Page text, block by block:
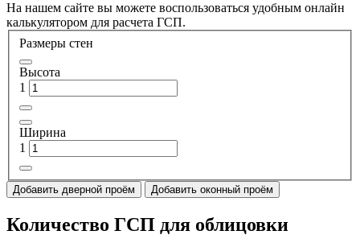
На нашем сайте вы можете воспользоваться удобным онлайн
калькулятором для расчета ГСП.
Размеры стен
Высота
1
Ширина
1
Добавить дверной проём Добавить оконный проём
Количество ГСП для облицовки